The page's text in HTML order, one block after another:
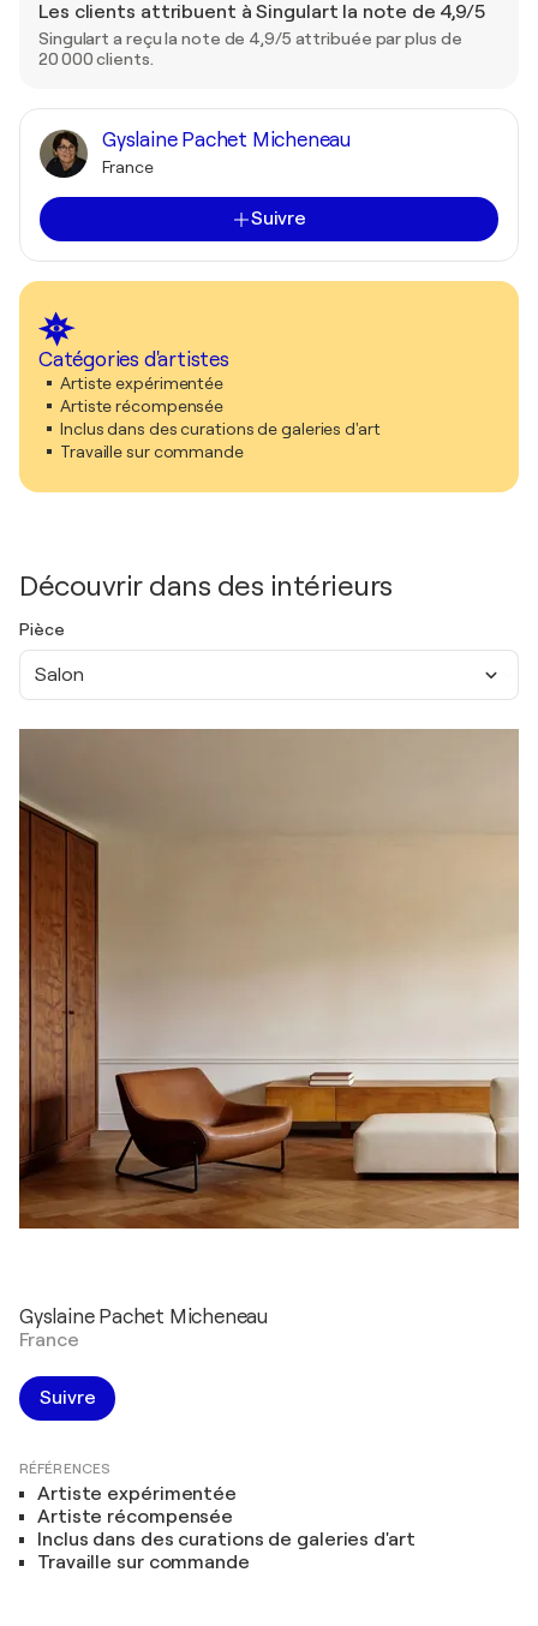
Les clients attribuent à Singulart la note de 4,9/5
Singulart a reçu la note de 4,9/5 attribuée par plus de
20 000 clients.
Gyslaine Pachet Micheneau
France
Suivre
Catégories d'artistes
Artiste expérimentée
Artiste récompensée
Inclus dans des curations de galeries d'art
Travaille sur commande
Découvrir dans des intérieurs
Pièce
Salon
Gyslaine Pachet Micheneau
France
Suivre
RÉFÉRENCES
Artiste expérimentée
Artiste récompensée
Inclus dans des curations de galeries d'art
Travaille sur commande